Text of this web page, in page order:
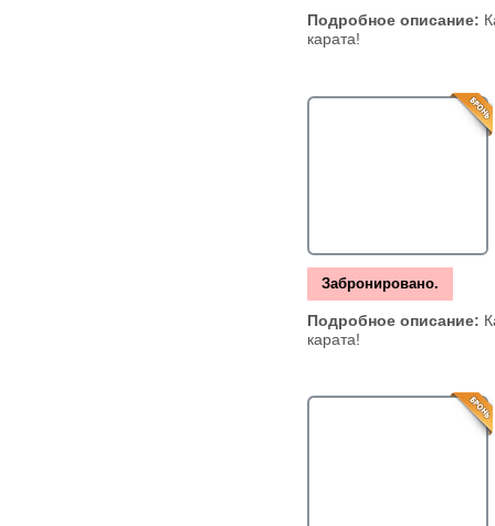
Подробное описание:
карата!
Забронировано.
Подробное описание:
карата!